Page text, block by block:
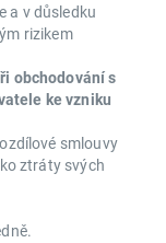
a v důsledku
rizikem
obchodování s
ke vzniku
smlouvy
ztráty svých